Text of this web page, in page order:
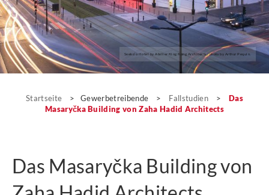
Seeko’o Hotel by Atelier King Kong Architects; photo by Arthur Pequin.
Fallstudien
Startseite > Gewerbetreibende > Fallstudien >
Das
Masaryčka Building von Zaha Hadid Architects
Das Masaryčka Building von